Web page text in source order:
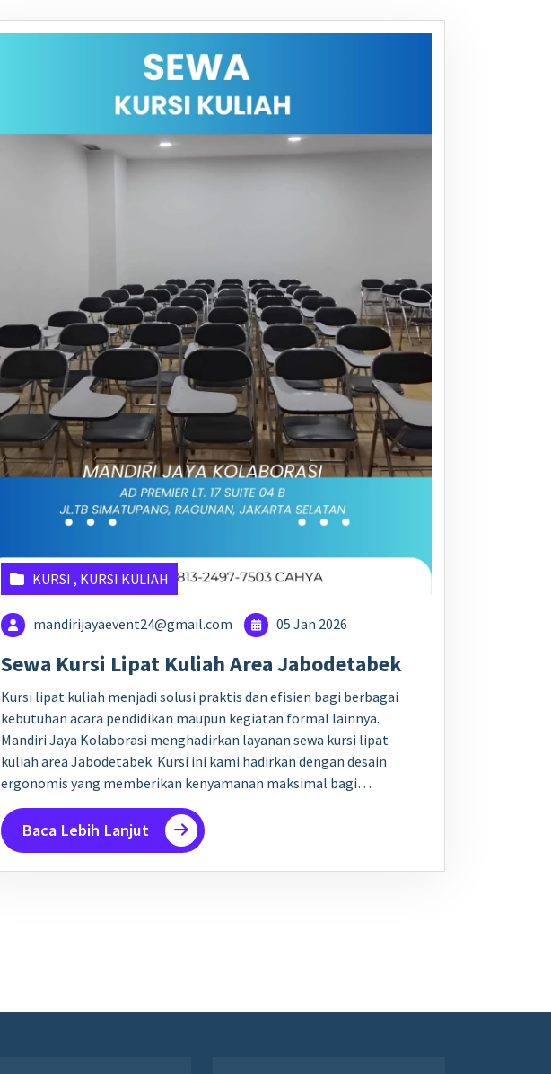
KURSI , KURSI KULIAH
mandirijayaevent24@gmail.com 05 Jan 2026
Sewa Kursi Lipat Kuliah Area Jabodetabek
Kursi lipat kuliah menjadi solusi praktis dan efisien bagi berbagai
kebutuhan acara pendidikan maupun kegiatan formal lainnya.
Mandiri Jaya Kolaborasi menghadirkan layanan sewa kursi lipat
kuliah area Jabodetabek. Kursi ini kami hadirkan dengan desain
ergonomis yang memberikan kenyamanan maksimal bagi…
Baca Lebih Lanjut